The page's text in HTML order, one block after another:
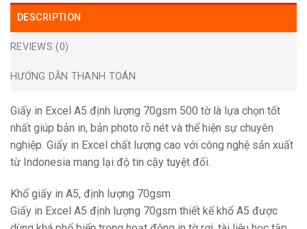
DESCRIPTION
REVIEWS (0)
HƯỚNG DẪN THANH TOÁN
Giấy in Excel A5 định lượng 70gsm 500 tờ là lựa chọn tốt
nhất giúp bản in, bản photo rõ nét và thể hiện sự chuyên
nghiệp. Giấy in Excel chất lượng cao với công nghệ sản xuất
từ Indonesia mang lại độ tin cậy tuyệt đối.
Khổ giấy in A5, định lượng 70gsm
Giấy in Excel A5 định lượng 70gsm thiết kế khổ A5 được